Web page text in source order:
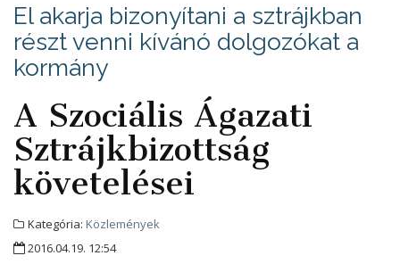
El akarja bizonyítani a sztrájkban
részt venni kívánó dolgozókat a
kormány
A Szociális Ágazati
Sztrájkbizottság
követelései
Kategória: Közlemények
2016.04.19. 12:54